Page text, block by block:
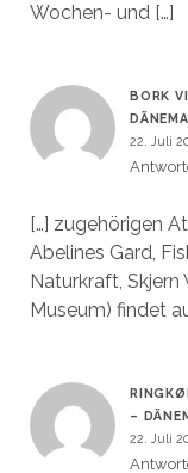
Wochen- und […]
BORK
22. Juli
[…] zugehörigen
Abelines Gard,
Naturkraft,
Museum) findet
–
22. Juli